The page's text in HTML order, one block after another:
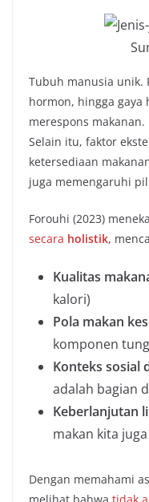
Tubuh manusia unik.
hormon, hingga
merespons makanan.
Selain itu, faktor
ketersediaan
juga memengaruhi
Forouhi (2023)
secara holistik,
Kualitas
kalori)
Pola makan
komponen
Konteks sosial
adalah bagian
Keberlanjutan
makan kita
Dengan memahami